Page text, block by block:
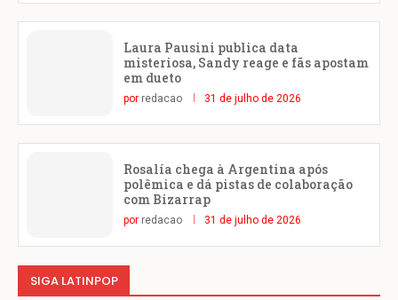
Laura Pausini publica data
misteriosa, Sandy reage e fãs apostam
em dueto
por redacao 31 de julho de 2026
Rosalía chega à Argentina após
polêmica e dá pistas de colaboração
com Bizarrap
por redacao 31 de julho de 2026
SIGA LATINPOP